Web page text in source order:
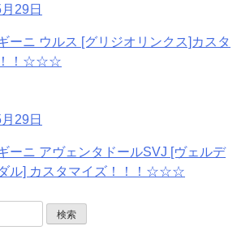
29日
ーニ ウルス [グリジオリンクス]カスタ
！！☆☆☆
29日
ーニ アヴェンタドールSVJ [ヴェルデ
ル] カスタマイズ！！！☆☆☆